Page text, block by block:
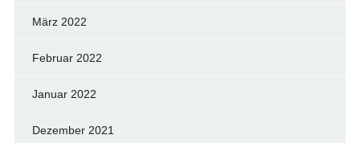
März 2022
Februar 2022
Januar 2022
Dezember 2021